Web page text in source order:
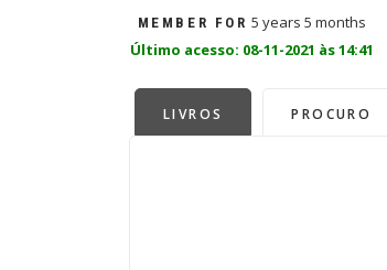
MEMBER FOR 5 years 5 months
Último acesso: 08-11-2021 às 14:41
LIVROS PROCURO